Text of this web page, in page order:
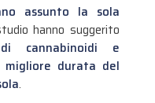
assunto la sola
hanno suggerito
cannabinoidi e
durata del
.